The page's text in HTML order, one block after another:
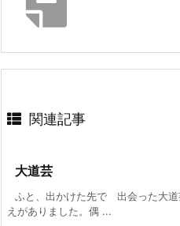
関連記事
大道芸
ふと、出かけた先で 出会った大
えがありました。偶 ...